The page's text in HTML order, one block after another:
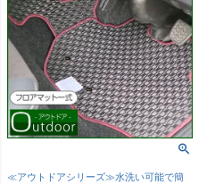
≪アウトドアシリーズ≫水洗い可能で簡